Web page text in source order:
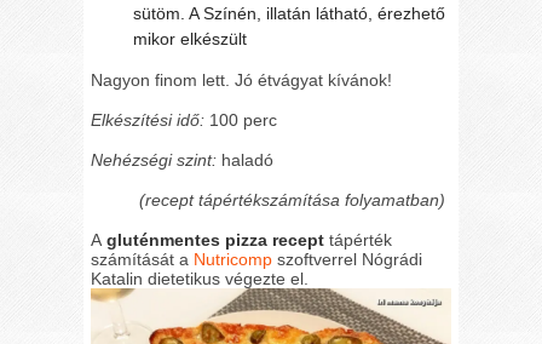
sütöm. A Színén, illatán látható, érezhető
mikor elkészült
Nagyon finom lett. Jó étvágyat kívánok!
Elkészítési idő: 100 perc
Nehézségi szint: haladó
(recept tápértékszámítása folyamatban)
A gluténmentes pizza recept tápérték
számítását a Nutricomp szoftverrel Nógrádi
Katalin dietetikus végezte el.